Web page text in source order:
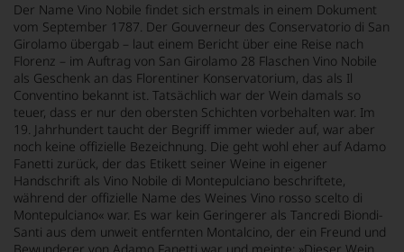
Der Name Vino Nobile findet sich erstmals in einem Dokument
vom September 1787. Der Gouverneur des Conservatorio di San
Girolamo übergab – laut einem Bericht über eine Reise nach
Florenz – im Auftrag von San Girolamo 28 Flaschen Vino Nobile
als Geschenk an das Florentiner Konservatorium, das als Il
Conventino bekannt ist. Tatsächlich war der Wein damals so
teuer, dass er nur den obersten Schichten vorbehalten war. Im
19. Jahrhundert taucht der Begriff immer wieder auf, war aber
noch keine offizielle Bezeichnung. Die geht wohl eher auf Adamo
Fanetti zurück, der das Etikett seiner Weine in eigener
Handschrift als Vino Nobile di Montepulciano beschriftete,
während der offizielle Name des Weines Vino rosso scelto di
Montepulciano« war. Es war kein Geringerer als Tancredi Biondi-
Santi aus dem unweit entfernten Montalcino, der ein Freund und